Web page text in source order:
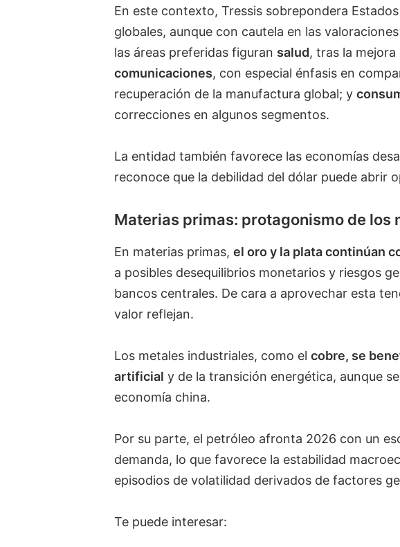
En este contexto, Tressis sobrepondera
globales, aunque con cautela en las
las áreas preferidas figuran salud, tras la
comunicaciones, con especial énfasis en
recuperación de la manufactura global; y
correcciones en algunos segmentos.
La entidad también favorece las economías
reconoce que la debilidad del dólar puede abrir
Materias primas: protagonismo de los
En materias primas, el oro y la plata continúan
a posibles desequilibrios monetarios y riesgos
bancos centrales. De cara a aprovechar esta
valor reflejan.
Los metales industriales, como el cobre, se
artificial y de la transición energética, aunque
economía china.
Por su parte, el petróleo afronta 2026 con un
demanda, lo que favorece la estabilidad
episodios de volatilidad derivados de factores
Te puede interesar: